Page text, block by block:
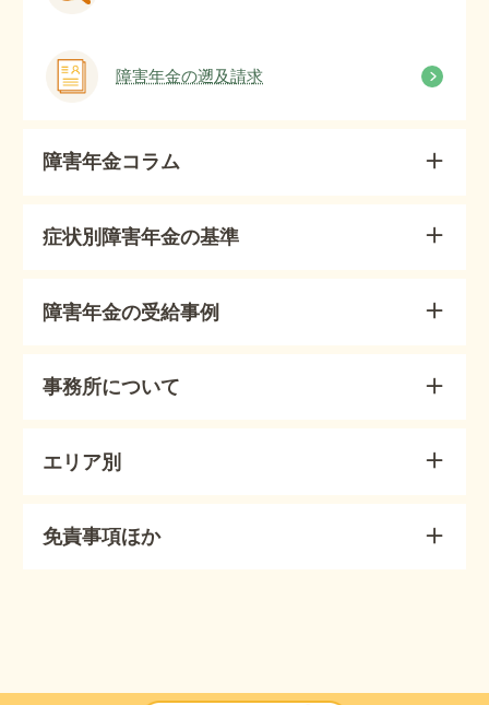
障害年金の遡及請求
障害年金コラム
症状別障害年金の基準
障害年金の受給事例
事務所について
エリア別
免責事項ほか